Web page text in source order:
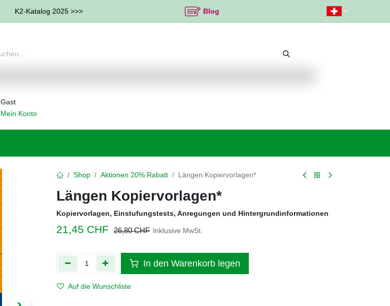
K2-Katalog 2025 >>> Blog
Gast
Mein Konto
Shop Aktionen 20% Rabatt Längen Kopiervorlagen*
Längen Kopiervorlagen*
Kopiervorlagen, Einstufungstests, Anregungen und Hintergrundinformationen
21,45 CHF 26,80CHF Inklusive MwSt.
In den Warenkorb legen
Auf die Wunschliste